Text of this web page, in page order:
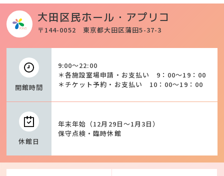
大田区民ホール・アプリコ
〒144-0052 東京都大田区蒲田5-37-3
開館時間
9:00～22:00
＊各施設室場申請・お支払い 9：00～19：00
＊チケット予約・お支払い 10：00～19：00
休館日
年末年始（12月29日～1月3日）
保守点検・臨時休館